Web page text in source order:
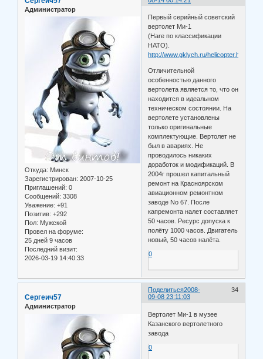
Администратор
Откуда: Минск
Зарегистрирован: 2007-10-25
Приглашений: 0
Сообщений: 3308
Уважение: +91
Позитив: +292
Пол: Мужской
Провел на форуме:
25 дней 9 часов
Последний визит:
2026-03-19 14:40:33
Первый серийный советский
вертолет Ми-1
(Hare по классификации
НАТО).
http://www.gklych.ru/helicopter.html
Отличительной
особенностью данного
вертолета является то, что он
находится в идеальном
техническом состоянии. На
вертолете установлены
только оригинальные
комплектующие. Вертолет не
был в авариях. Не
проводилось никаких
доработок и модификаций. В
2004г прошел капитальный
ремонт на Красноярском
авиационном ремонтном
заводе No 67. После
капремонта налет составляет
50 часов. Ресурс допуска к
полёту 1000 часов. Двигатель
новый, 50 часов налёта.
0
Поделиться 34
2008-
09-08 23:11:03
Сергеич57
Администратор
Вертолет Ми-1 в музее
Казанского вертолетного
завода
0